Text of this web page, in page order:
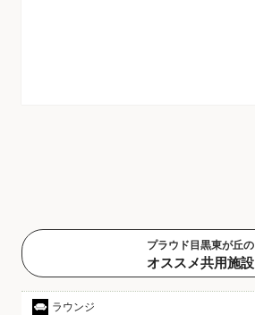
プラウド目黒東が丘の
オススメ共用施設
ラウンジ